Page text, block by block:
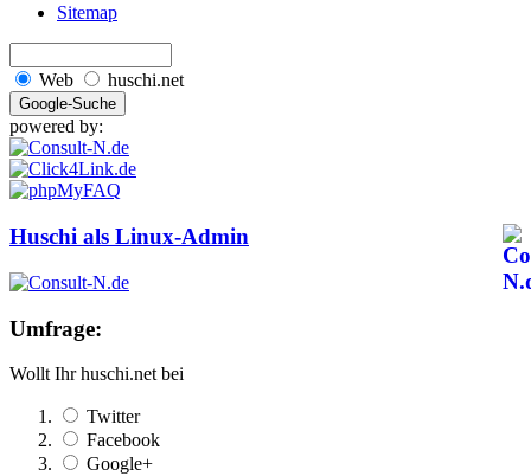
Sitemap
Web huschi.net
powered by:
Huschi als Linux-Admin
Umfrage:
Wollt Ihr huschi.net bei
Twitter
Facebook
Google+